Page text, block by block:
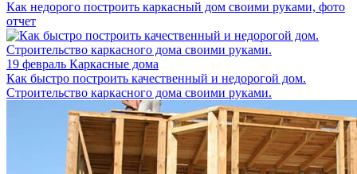
Как недорого построить каркасный дом своими руками, фото
отчет
19 февраль Каркасные дома
Как быстро построить качественный и недорогой дом.
Строительство каркасного дома своими руками.